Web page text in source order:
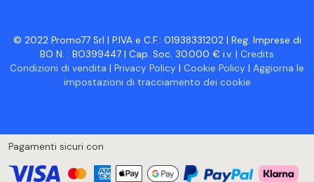
© 2022 Promo77 Srl | P.IVA e C.F.: 01938331202 | Reg. Imprese di
BO N. : BO399447 | Cap. Soc. 30.000 € i.v. | Credits
Condizioni di vendita | Privacy Policy | Cookie Policy | Aggiorna le
impostazioni di tracciamento dei cookie
Pagamenti sicuri con